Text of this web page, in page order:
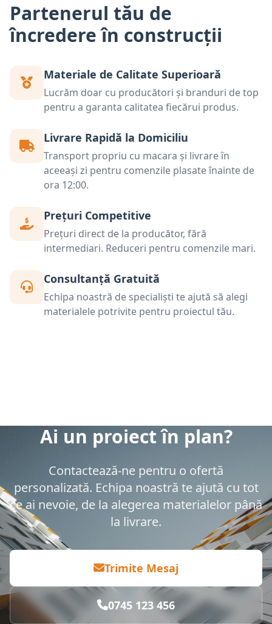
Partenerul tău de
încredere în construcții
Materiale de Calitate Superioară
Lucrăm doar cu producători și branduri de top
pentru a garanta calitatea fiecărui produs.
Livrare Rapidă la Domiciliu
Transport propriu cu macara și livrare în
aceeași zi pentru comenzile plasate înainte de
ora 12:00.
Prețuri Competitive
Prețuri direct de la producător, fără
intermediari. Reduceri pentru comenzile mari.
Consultanță Gratuită
Echipa noastră de specialiști te ajută să alegi
materialele potrivite pentru proiectul tău.
Ai un proiect în plan?
Contactează-ne pentru o ofertă
personalizată. Echipa noastră te ajută cu tot
ce ai nevoie, de la alegerea materialelor până
la livrare.
Trimite Mesaj
0745 123 456